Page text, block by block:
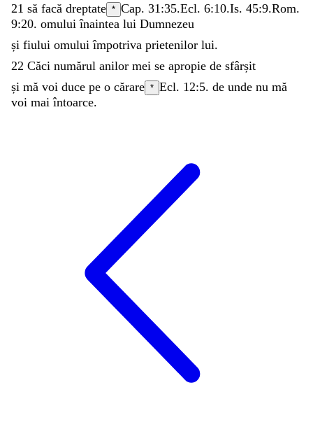
21 să facă dreptate * Cap. 31:35.Ecl. 6:10.Is. 45:9.Rom.
9:20. omuluiînaintea lui Dumnezeu
și fiului omuluiîmpotriva prietenilor lui.
22 Căci numărul anilor mei se apropie de sfârșit
și mă voi duce pe o cărare * Ecl. 12:5. de unde nu mă
voi maiîntoarce.